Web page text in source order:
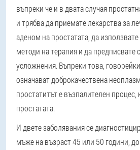
въпреки че и в двата случая
и трябва да приемате лекарства за
аденом на простатата, да
методи на терапия и да предписвате
усложнения. Въпреки това,
означават доброкачествена
простатитът е възпалителен процес,
простатата.
И двете заболявания се
мъже на възраст 45 или 50 години,